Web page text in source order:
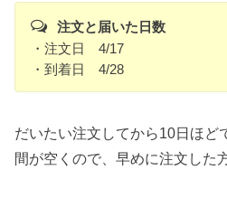
注文と届いた日数
・注文日 4/17
・到着日 4/28
だいたい注文してから10日ほど
間が空くので、早めに注文した